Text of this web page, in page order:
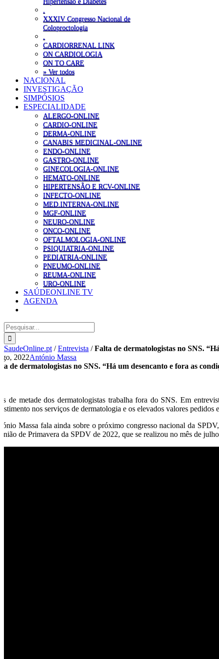
XXXIV Congresso Nacional de
Coloproctologia
CARDIORRENAL LINK
ON CARDIOLOGIA
ON TO CARE
» Ver todos
NACIONAL
INVESTIGAÇÃO
SIMPÓSIOS
ESPECIALIDADE
ALERGO-ONLINE
CARDIO-ONLINE
DERMA-ONLINE
CANABIS MEDICINAL-ONLINE
ENDO-ONLINE
GASTRO-ONLINE
GINECOLOGIA-ONLINE
HEMATO-ONLINE
HIPERTENSÃO E RCV-ONLINE
INFECTO-ONLINE
MED.INTERNA-ONLINE
MGF-ONLINE
NEURO-ONLINE
ONCO-ONLINE
OFTALMOLOGIA-ONLINE
PSIQUIATRIA-ONLINE
PEDIATRIA-ONLINE
PNEUMO-ONLINE
REUMA-ONLINE
URO-ONLINE
SAÚDEONLINE TV
AGENDA
Pesquisar
SaudeOnline.pt /Entrevista /Falta de dermatologistas no SNS.
2022António Massa
de dermatologistas no SNS. “Há um desencanto e fora as
de metade dos dermatologistas trabalha fora do SNS. Em
nos serviços de dermatologia e os elevados valores
Massa fala ainda sobre o próximo congresso nacional da
de Primavera da SPDV de 2022, que se realizou no mês de